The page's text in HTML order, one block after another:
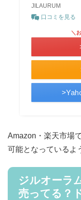
JILAURUM
口コミを見る
＼
Amazon・楽天市場
可能となっているよ
ジルオーラ
売ってる？